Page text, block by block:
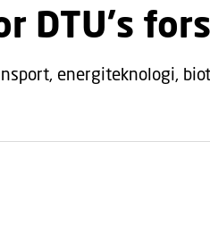
DTU's
energiteknologi,